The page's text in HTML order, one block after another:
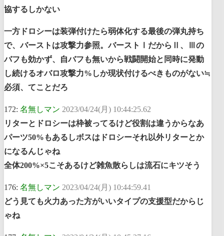
協するしかない
一方ドロシーは装弾付けたら弱体化する最後の弾丸持ち
で、バーストは攻撃力参照。バーストⅠだからⅡ、Ⅲの
バフも効かず、自バフも無いから戦闘開始と同時に発動
し続けるオバロ攻撃力%しか現状付けるべきものがない≒
必須、てことだろ
172: 名無しマン 2023/04/24(月) 10:44:25.62
リターとドロシーは枠被ってるけど役割は違うからなあ
パーツ50%もあるしボスはドロシーそれ以外リターとか
になるんじゃね
全体200%×5こそあるけど雑魚散らしは流石にキツそう
176: 名無しマン 2023/04/24(月) 10:44:59.41
どう見ても火力あった方がいいタイプの支援型だからじ
ゃね